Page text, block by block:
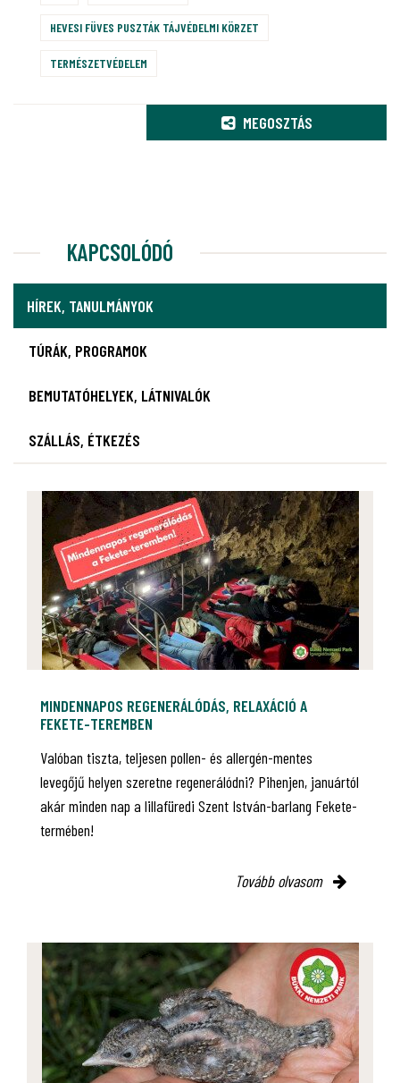
HEVESI FÜVES PUSZTÁK TÁJVÉDELMI KÖRZET
TERMÉSZETVÉDELEM
MEGOSZTÁS
KAPCSOLÓDÓ
HÍREK, TANULMÁNYOK
TÚRÁK, PROGRAMOK
BEMUTATÓHELYEK, LÁTNIVALÓK
SZÁLLÁS, ÉTKEZÉS
MINDENNAPOS REGENERÁLÓDÁS, RELAXÁCIÓ A
FEKETE-TEREMBEN
Valóban tiszta, teljesen pollen- és allergén-mentes
levegőjű helyen szeretne regenerálódni? Pihenjen, januártól
akár minden nap a lillafüredi Szent István-barlang Fekete-
termében!
Tovább olvasom